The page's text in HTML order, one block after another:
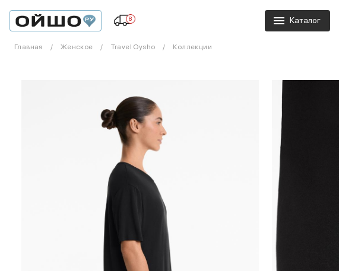
8 Каталог
Главная Женское Travel Oysho Коллекции